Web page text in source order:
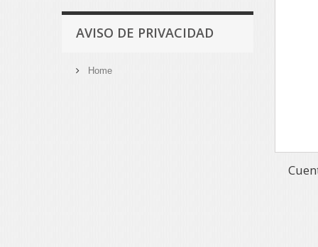
AVISO DE PRIVACIDAD
Home